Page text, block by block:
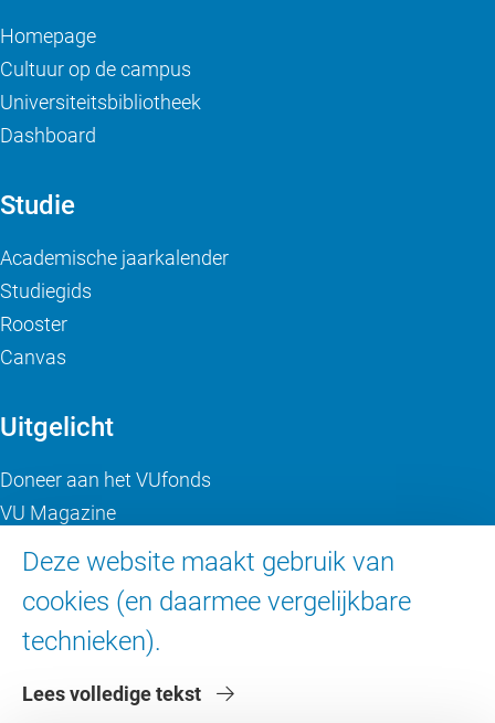
Deze website maakt gebruik van
cookies (en daarmee vergelijkbare
technieken).
Lees volledige tekst
Homepage
Cultuur op de campus
Universiteitsbibliotheek
Dashboard
Studie
Academische jaarkalender
Studiegids
Rooster
Canvas
Uitgelicht
Doneer aan het VUfonds
VU Magazine
Over de VU
Contact en route